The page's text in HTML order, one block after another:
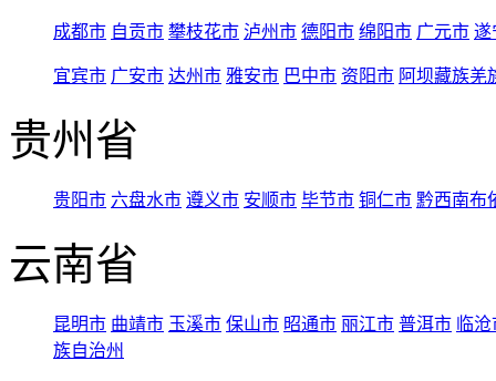
成都市 自贡市 攀枝花市 泸州市 德阳市 绵阳市 广元市 遂
宜宾市 广安市 达州市 雅安市 巴中市 资阳市 阿坝藏族羌
贵州省
贵阳市 六盘水市 遵义市 安顺市 毕节市 铜仁市 黔西南布
云南省
昆明市 曲靖市 玉溪市 保山市 昭通市 丽江市 普洱市 临
族自治州